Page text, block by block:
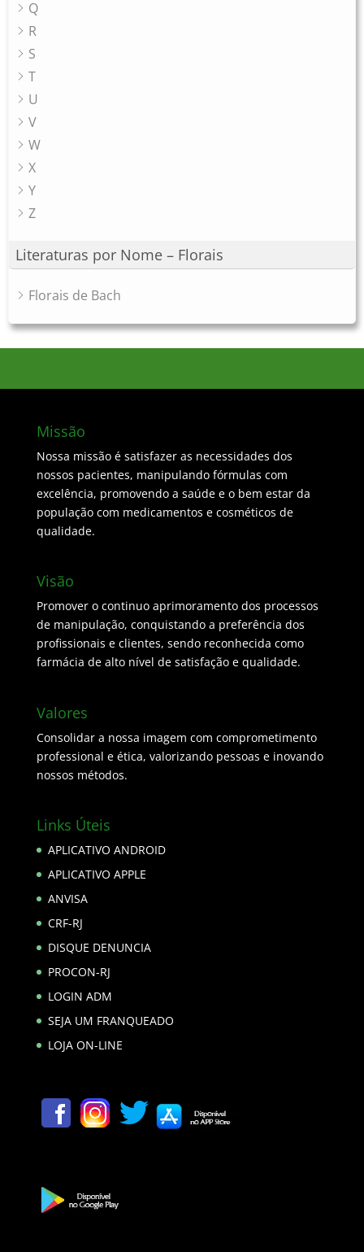
Q
R
S
T
U
V
W
X
Y
Z
Literaturas por Nome – Florais
Florais de Bach
Missão
Nossa missão é satisfazer as necessidades dos
nossos pacientes, manipulando fórmulas com
excelência, promovendo a saúde e o bem estar da
população com medicamentos e cosméticos de
qualidade.
Visão
Promover o continuo aprimoramento dos processos
de manipulação, conquistando a preferência dos
profissionais e clientes, sendo reconhecida como
farmácia de alto nível de satisfação e qualidade.
Valores
Consolidar a nossa imagem com comprometimento
professional e ética, valorizando pessoas e inovando
nossos métodos.
Links Úteis
APLICATIVO ANDROID
APLICATIVO APPLE
ANVISA
CRF-RJ
DISQUE DENUNCIA
PROCON-RJ
LOGIN ADM
SEJA UM FRANQUEADO
LOJA ON-LINE